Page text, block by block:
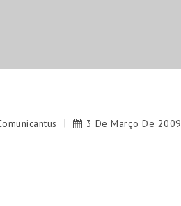
3 De Março De 2009